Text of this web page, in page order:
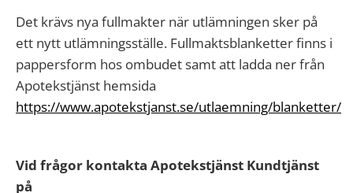
Det krävs nya fullmakter när utlämningen sker på
ett nytt utlämningsställe. Fullmaktsblanketter finns i
pappersform hos ombudet samt att ladda ner från
Apotekstjänst hemsida
https://www.apotekstjanst.se/utlaemning/blanketter/
Vid frågor kontakta Apotekstjänst Kundtjänst
på